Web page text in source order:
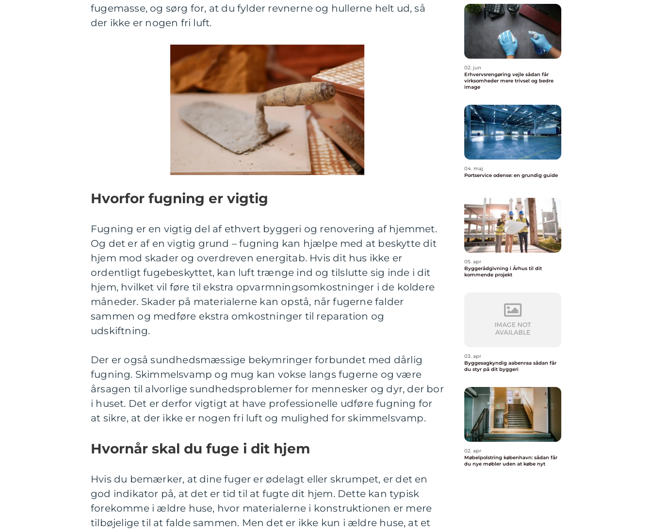
fugemasse, og sørg for, at du fylder revnerne og hullerne helt ud, så
der ikke er nogen fri luft.
Hvorfor fugning er vigtig
Fugning er en vigtig del af ethvert byggeri og renovering af hjemmet.
Og det er af en vigtig grund – fugning kan hjælpe med at beskytte dit
hjem mod skader og overdreven energitab. Hvis dit hus ikke er
ordentligt fugebeskyttet, kan luft trænge ind og tilslutte sig inde i dit
hjem, hvilket vil føre til ekstra opvarmningsomkostninger i de koldere
måneder. Skader på materialerne kan opstå, når fugerne falder
sammen og medføre ekstra omkostninger til reparation og
udskiftning.
Der er også sundhedsmæssige bekymringer forbundet med dårlig
fugning. Skimmelsvamp og mug kan vokse langs fugerne og være
årsagen til alvorlige sundhedsproblemer for mennesker og dyr, der bor
i huset. Det er derfor vigtigt at have professionelle udføre fugning for
at sikre, at der ikke er nogen fri luft og mulighed for skimmelsvamp.
Hvornår skal du fuge i dit hjem
Hvis du bemærker, at dine fuger er ødelagt eller skrumpet, er det en
god indikator på, at det er tid til at fugte dit hjem. Dette kan typisk
forekomme i ældre huse, hvor materialerne i konstruktionen er mere
tilbøjelige til at falde sammen. Men det er ikke kun i ældre huse, at et
02. jun
Erhvervsrengøring vejle sådan får
virksomheder mere trivsel og bedre
image
04. maj
Portservice odense: en grundig guide
05. apr
Byggerådgivning i Århus til dit
kommende projekt
03. apr
Byggesagkyndig aabenraa sådan får
du styr på dit byggeri
02. apr
Møbelpolstring københavn: sådan får
du nye møbler uden at købe nyt